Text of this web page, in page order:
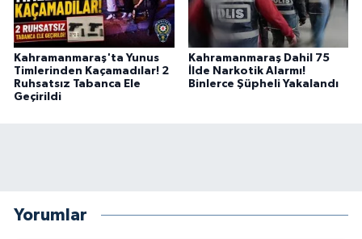
Kahramanmaraş'ta Yunus
Timlerinden Kaçamadılar! 2
Ruhsatsız Tabanca Ele
Geçirildi
Kahramanmaraş Dahil 75
İlde Narkotik Alarmı!
Binlerce Şüpheli Yakalandı
Yorumlar